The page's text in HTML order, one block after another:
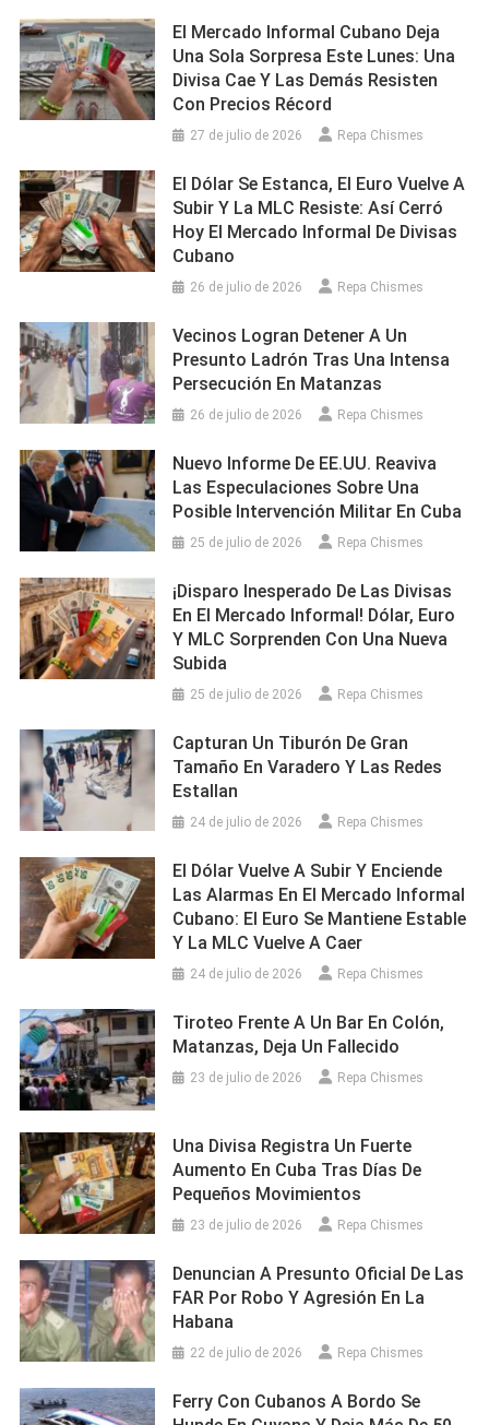
El Mercado Informal Cubano Deja
Una Sola Sorpresa Este Lunes: Una
Divisa Cae Y Las Demás Resisten
Con Precios Récord
27 de julio de 2026 Repa Chismes
El Dólar Se Estanca, El Euro Vuelve A
Subir Y La MLC Resiste: Así Cerró
Hoy El Mercado Informal De Divisas
Cubano
26 de julio de 2026 Repa Chismes
Vecinos Logran Detener A Un
Presunto Ladrón Tras Una Intensa
Persecución En Matanzas
26 de julio de 2026 Repa Chismes
Nuevo Informe De EE.UU. Reaviva
Las Especulaciones Sobre Una
Posible Intervención Militar En Cuba
25 de julio de 2026 Repa Chismes
¡Disparo Inesperado De Las Divisas
En El Mercado Informal! Dólar, Euro
Y MLC Sorprenden Con Una Nueva
Subida
25 de julio de 2026 Repa Chismes
Capturan Un Tiburón De Gran
Tamaño En Varadero Y Las Redes
Estallan
24 de julio de 2026 Repa Chismes
El Dólar Vuelve A Subir Y Enciende
Las Alarmas En El Mercado Informal
Cubano: El Euro Se Mantiene Estable
Y La MLC Vuelve A Caer
24 de julio de 2026 Repa Chismes
Tiroteo Frente A Un Bar En Colón,
Matanzas, Deja Un Fallecido
23 de julio de 2026 Repa Chismes
Una Divisa Registra Un Fuerte
Aumento En Cuba Tras Días De
Pequeños Movimientos
23 de julio de 2026 Repa Chismes
Denuncian A Presunto Oficial De Las
FAR Por Robo Y Agresión En La
Habana
22 de julio de 2026 Repa Chismes
Ferry Con Cubanos A Bordo Se